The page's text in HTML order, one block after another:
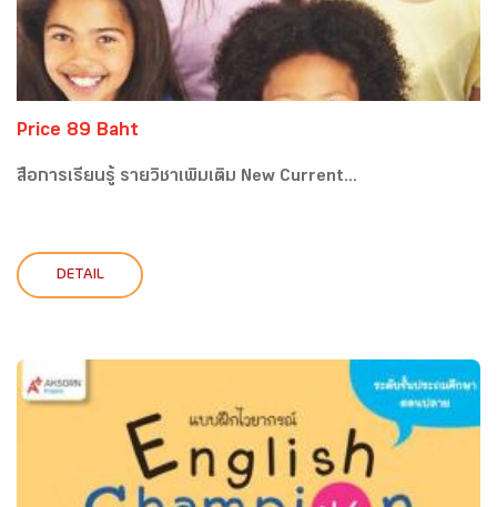
Price 89 Baht
สื่อการเรียนรู้ รายวิชาเพิ่มเติม New Current...
DETAIL